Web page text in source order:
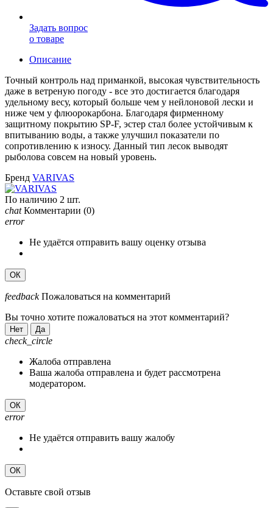
Задать вопрос
о товаре
Описание
Точный контроль над приманкой, высокая чувствительность
даже в ветреную погоду - все это достигается благодаря
удельному весу, который больше чем у нейлоновой лески и
ниже чем у флюорокарбона. Благодаря фирменному
защитному покрытию SP-F, эстер стал более устойчивым к
впитыванию воды, а также улучшил показатели по
сопротивлению к износу. Данный тип лесок выводят
рыболова совсем на новый уровень.
Бренд VARIVAS
По наличию 2 шт.
chat Комментарии (0)
error
Не удаётся отправить вашу оценку отзыва
ОК
feedback Пожаловаться на комментарий
Вы точно хотите пожаловаться на этот комментарий?
Нет Да
check_circle
Жалоба отправлена
Ваша жалоба отправлена и будет рассмотрена
модератором.
ОК
error
Не удаётся отправить вашу жалобу
ОК
Оставьте свой отзыв